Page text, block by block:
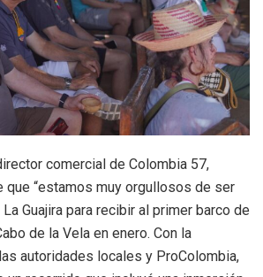
comercial de Colombia 57,
que “estamos muy orgullosos de ser
Guajira para recibir al primer barco de
de la Vela en enero. Con la
autoridades locales y ProColombia,